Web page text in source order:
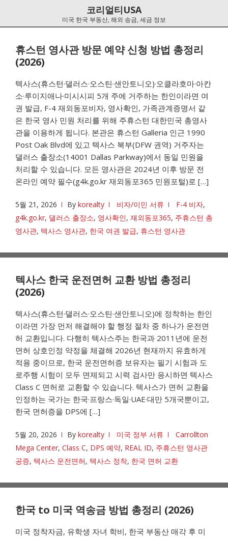
코리얼티USA
미국 한국 부동산, 해외 송금, 세금 정보
휴스턴 영사관 방문 예약 신청 방법 총정리
(2026)
텍사스(휴스턴·댈러스·오스틴·샌안토니오)·오클라호마·아칸
소·루이지애나·미시시피 5개 주에 거주하는 한인이라면 여
권 발급, F-4 재외동포비자, 영사확인, 가족관계증명서 같
은 한국 영사 민원 처리를 위해 주휴스턴 대한민국 총영사
관을 이용하게 됩니다. 본관은 휴스턴 Galleria 인근 1990
Post Oak Blvd에 있고 텍사스 북부(DFW 권역) 거주자는
댈러스 출장소(14001 Dallas Parkway)에서 동일 민원을
처리할 수 있습니다. 모든 영사관은 2024년 이후 방문 전
온라인 예약 필수(g4k.go.kr 재외동포365 민원포털)로 […]
5월 21, 2026 By korealty 비자/이민 서류 F-4 비자,
g4k.go.kr, 댈러스 출장소, 영사확인, 재외동포365, 주휴스턴 총
영사관, 텍사스 영사관, 한국 여권 발급, 휴스턴 영사관
텍사스 한국 운전면허 교환 방법 총정리
(2026)
텍사스(휴스턴·댈러스·오스틴·샌안토니오)에 정착하는 한인
이라면 가장 먼저 해결해야 할 행정 절차 중 하나가 운전면
허 교환입니다. 다행히 텍사스주는 한국과 2011년에 운전
면허 상호인정 약정을 체결해 2026년 현재까지 유효하게
적용 중이므로, 한국 운전면허증 보유자는 필기 시험과 도
로주행 시험이 모두 면제되고 시력 검사만 응시하면 텍사스
Class C 면허로 교환할 수 있습니다. 텍사스가 면허 교환을
인정하는 국가는 한국·프랑스·독일·UAE·대만 5개국뿐이고,
한국 면허증을 DPS에 […]
5월 20, 2026 By korealty 미국 정부 서류
Carrollton
Mega Center, Class C, DPS 예약, REAL ID, 주휴스턴 영사관
공증, 텍사스 운전면허, 텍사스 정착, 한국 면허 교환
한국 to 미국 역송금 방법 총정리 (2026)
미국 정착자금, 유학생 자녀 학비, 한국 부동산 매각 후 미